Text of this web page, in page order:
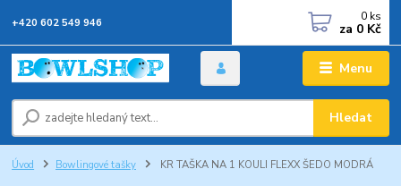
Menu
Hledat
+420 602 549 946 0 ks
za 0 Kč
Úvod Bowlingové tašky KR TAŠKA NA 1 KOULI FLEXX ŠEDO MODRÁ